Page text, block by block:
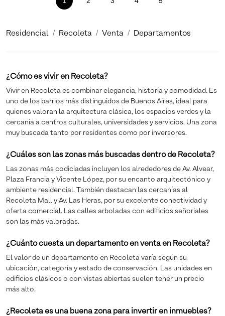
Residencial Recoleta Venta Departamentos
¿Cómo es vivir en Recoleta?
Vivir en Recoleta es combinar elegancia, historia y comodidad. Es
uno de los barrios más distinguidos de Buenos Aires, ideal para
quienes valoran la arquitectura clásica, los espacios verdes y la
cercanía a centros culturales, universidades y servicios. Una zona
muy buscada tanto por residentes como por inversores.
¿Cuáles son las zonas más buscadas dentro de Recoleta?
Las zonas más codiciadas incluyen los alrededores de Av. Alvear,
Plaza Francia y Vicente López, por su encanto arquitectónico y
ambiente residencial. También destacan las cercanías al
Recoleta Mall y Av. Las Heras, por su excelente conectividad y
oferta comercial. Las calles arboladas con edificios señoriales
son las más valoradas.
¿Cuánto cuesta un departamento en venta en Recoleta?
El valor de un departamento en Recoleta varía según su
ubicación, categoría y estado de conservación. Las unidades en
edificios clásicos o con vistas abiertas suelen tener un precio
más alto.
¿Recoleta es una buena zona para invertir en inmuebles?